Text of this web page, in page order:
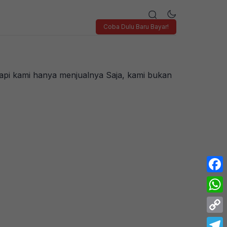
Coba Dulu Baru Bayar!
kami hanya menjualnya Saja, kami bukan
Copy